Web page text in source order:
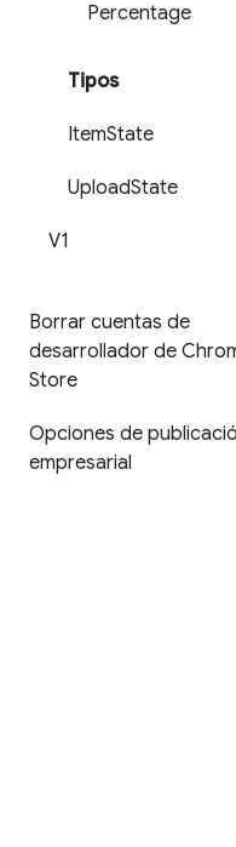
Percentage
Tipos
ItemState
UploadState
V1
Borrar cuentas de
desarrollador de
Store
Opciones de
empresarial